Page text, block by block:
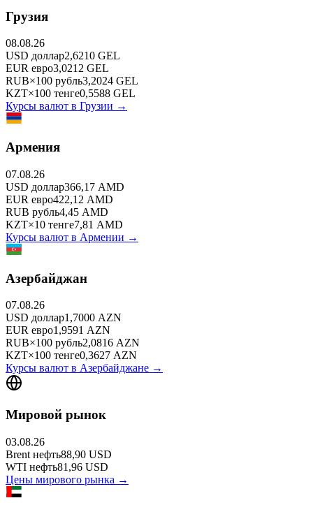
Грузия
08.08.26
USD доллар2,6210 GEL
EUR евро3,0212 GEL
RUB×100 рубль3,2024 GEL
KZT×100 тенге0,5588 GEL
Курсы валют в Грузии →
Армения
07.08.26
USD доллар366,17 AMD
EUR евро422,12 AMD
RUB рубль4,45 AMD
KZT×10 тенге7,81 AMD
Курсы валют в Армении →
Азербайджан
07.08.26
USD доллар1,7000 AZN
EUR евро1,9591 AZN
RUB×100 рубль2,0816 AZN
KZT×100 тенге0,3627 AZN
Курсы валют в Азербайджане →
Мировой рынок
03.08.26
Brent нефть88,90 USD
WTI нефть81,96 USD
Цены мирового рынка →